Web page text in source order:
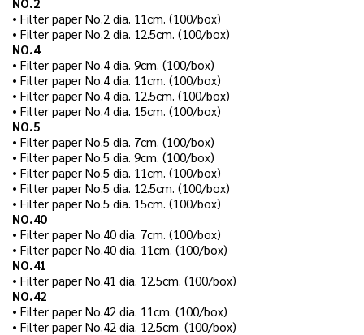
• Filter paper No.2 dia. 11cm. (100/box)
• Filter paper No.2 dia. 12.5cm. (100/box)
NO.4
• Filter paper No.4 dia. 9cm. (100/box)
• Filter paper No.4 dia. 11cm. (100/box)
• Filter paper No.4 dia. 12.5cm. (100/box)
• Filter paper No.4 dia. 15cm. (100/box)
NO.5
• Filter paper No.5 dia. 7cm. (100/box)
• Filter paper No.5 dia. 9cm. (100/box)
• Filter paper No.5 dia. 11cm. (100/box)
• Filter paper No.5 dia. 12.5cm. (100/box)
• Filter paper No.5 dia. 15cm. (100/box)
NO.40
• Filter paper No.40 dia. 7cm. (100/box)
• Filter paper No.40 dia. 11cm. (100/box)
NO.41
• Filter paper No.41 dia. 12.5cm. (100/box)
NO.42
• Filter paper No.42 dia. 11cm. (100/box)
• Filter paper No.42 dia. 12.5cm. (100/box)